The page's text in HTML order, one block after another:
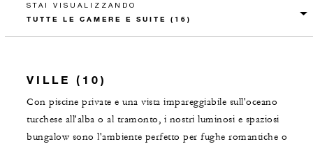
STAI VISUALIZZANDO
VILLE (10)
Con piscine private e una vista impareggiabile sull'oceano
turchese all'alba o al tramonto, i nostri luminosi e spaziosi
bungalow sono l'ambiente perfetto per fughe romantiche o